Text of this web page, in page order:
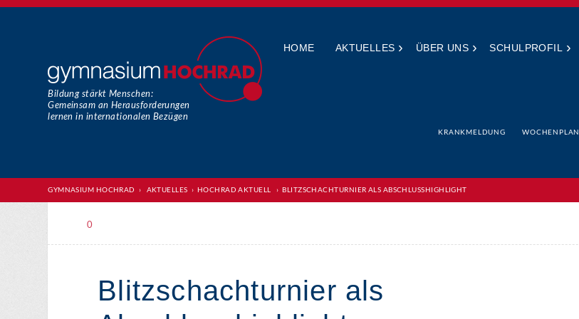
HOME AKTUELLES › ÜBER UNS › SCHULPROFIL ›
Bildung stärkt Menschen:
Gemeinsam an Herausforderungen
lernen in internationalen Bezügen
KRANKMELDUNG WOCHENPLAN
GYMNASIUM HOCHRAD › AKTUELLES › HOCHRAD AKTUELL ›BLITZSCHACHTURNIER ALS ABSCHLUSSHIGHLIGHT
0
Blitzschachturnier als